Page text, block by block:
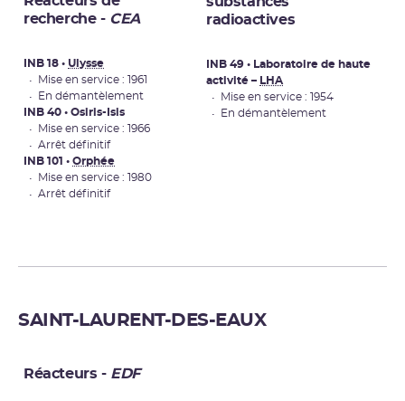
recherche - CEA
INB 18 • Ulysse
• Mise en service : 1961
• En démantèlement
INB 40 • Osiris-Isis
• Mise en service : 1966
• Arrêt définitif
INB 101 • Orphée
• Mise en service : 1980
• Arrêt définitif
radioactives
INB 49 • Laboratoire de haute
activité – LHA
• Mise en service : 1954
• En démantèlement
SAINT-LAURENT-DES-EAUX
Réacteurs - EDF